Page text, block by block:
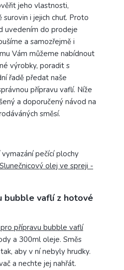
jeho vlastnosti,
i jejich chuť. Proto
uvedením do prodeje
a samozřejmě i
Vám můžeme nabídnout
výrobky, poradit s
řadě předat naše
přípravu vaflí. Níže
a doporučený návod na
směsí.
pečící plochy
Slunečnicový olej ve spreji -
bubble vaflí z hotové
přípravu bubble vaflí
a 300ml oleje. Směs
aby v ní nebyly hrudky.
a nechte jej nahřát.